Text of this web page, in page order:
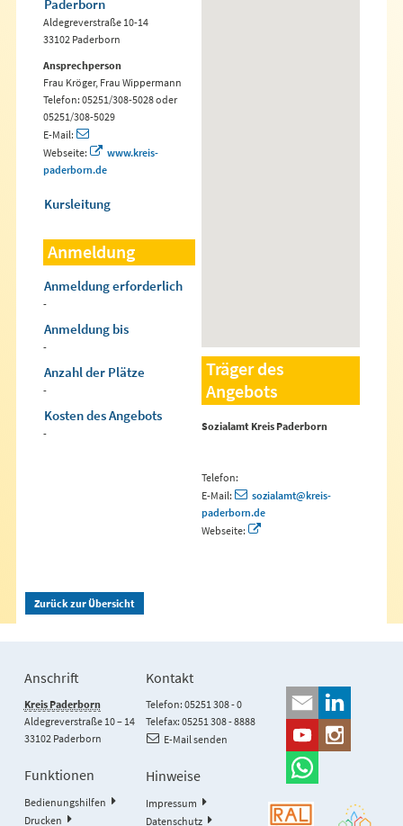
Paderborn
Aldegreverstraße 10-14
33102 Paderborn
Ansprechperson
Frau Kröger, Frau Wippermann
Telefon: 05251/308-5028 oder
05251/308-5029
E-Mail:
Webseite:
www.kreis-
paderborn.de
Kursleitung
Anmeldung
Anmeldung erforderlich
-
Anmeldung bis
-
Anzahl der Plätze
-
Kosten des Angebots
-
Träger des
Angebots
Sozialamt Kreis Paderborn
Telefon:
E-Mail:
sozialamt@kreis-
paderborn.de
Webseite:
Zurück zur Übersicht
Anschrift
Kreis Paderborn
Aldegreverstraße 10 – 14
33102 Paderborn
Kontakt
Telefon: 05251 308 - 0
Telefax: 05251 308 - 8888
E-Mail senden
Funktionen
Bedienungshilfen
Drucken
Hinweise
Impressum
Datenschutz